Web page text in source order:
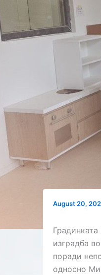
August 20,
изградба
поради
односно